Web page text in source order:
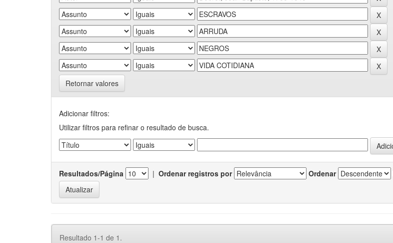
Retornar valores
Adicionar filtros:
Utilizar filtros para refinar o resultado de busca.
Resultados/Página | Ordenar registros por Ordenar
Resultado 1-1 de 1.